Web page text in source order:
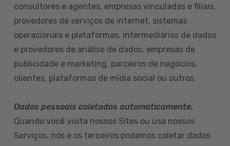
consultores e agentes, empresas vinculadas e filiais,
provedores de serviços de internet, sistemas
operacionais e plataformas, intermediários de dados
e provedores de análise de dados, empresas de
publicidade e marketing, parceiros de negócios,
clientes, plataformas de mídia social ou outros.
Dados pessoais coletados automaticamente.
Quando você visita nossos Sites ou usa nossos
Serviços, nós e os terceiros podemos coletar dados